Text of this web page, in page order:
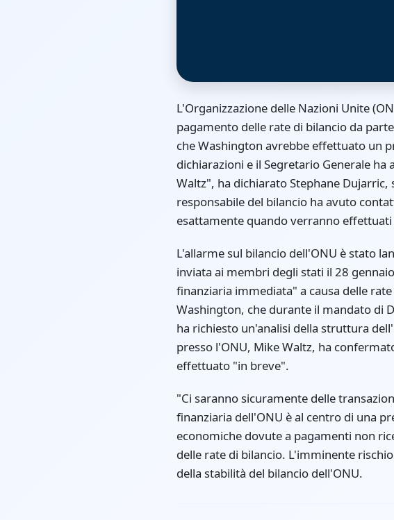
L'Organizzazione delle Nazioni Unite
pagamento delle rate di bilancio da
che Washington avrebbe effettuato un
dichiarazioni e il Segretario Generale
Waltz", ha dichiarato Stephane
responsabile del bilancio ha avuto
esattamente quando verranno
L'allarme sul bilancio dell'ONU è stato
inviata ai membri degli stati il 28
finanziaria immediata" a causa delle
Washington, che durante il mandato di
ha richiesto un'analisi della struttura
presso l'ONU, Mike Waltz, ha
effettuato "in breve".
"Ci saranno sicuramente delle
finanziaria dell'ONU è al centro di una
economiche dovute a pagamenti non
delle rate di bilancio. L'imminente
della stabilità del bilancio dell'ONU.